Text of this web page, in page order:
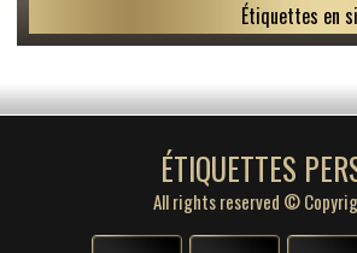
Étiquettes en
ÉTIQUETTES
All rights reserved ©